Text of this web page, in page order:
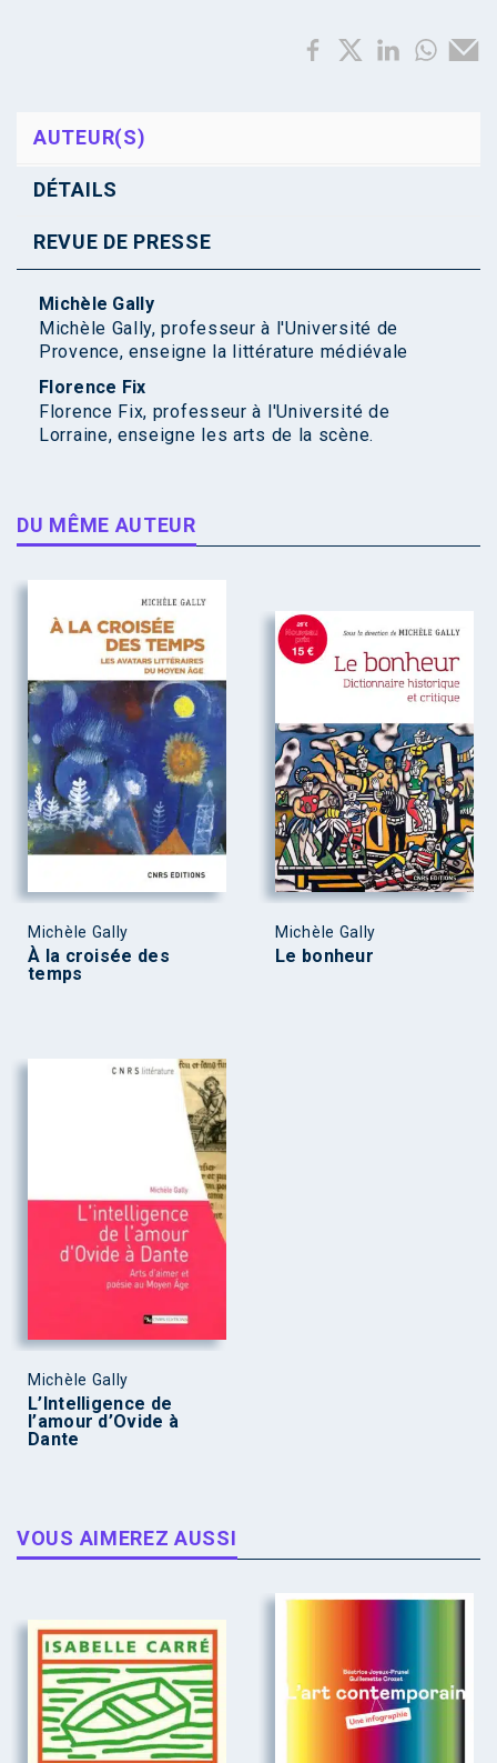
AUTEUR(S)
DÉTAILS
REVUE DE PRESSE
Michèle Gally
Michèle Gally, professeur à l'Université de
Provence, enseigne la littérature médiévale
Florence Fix
Florence Fix, professeur à l'Université de
Lorraine, enseigne les arts de la scène.
DU MÊME AUTEUR
Michèle Gally
À la croisée des
temps
Michèle Gally
Le bonheur
Michèle Gally
L’Intelligence de
l’amour d’Ovide à
Dante
VOUS AIMEREZ AUSSI